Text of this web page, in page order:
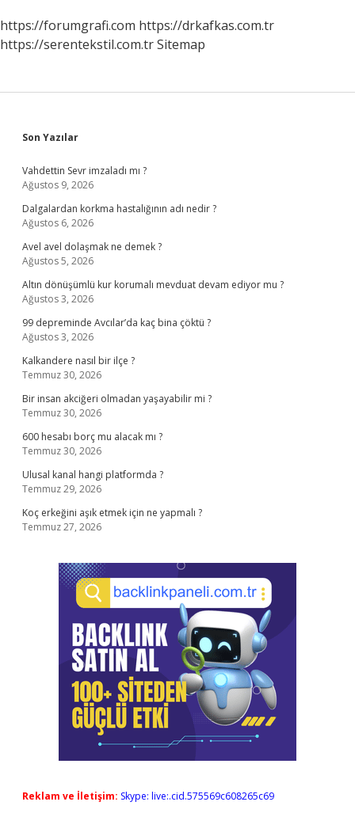
https://forumgrafi.com https://drkafkas.com.tr
https://serentekstil.com.trSitemap
Sidebar
Son Yazılar
Vahdettin Sevr imzaladı mı ?
Ağustos 9, 2026
Dalgalardan korkma hastalığının adı nedir ?
Ağustos 6, 2026
Avel avel dolaşmak ne demek ?
Ağustos 5, 2026
Altın dönüşümlü kur korumalı mevduat devam ediyor mu ?
Ağustos 3, 2026
99 depreminde Avcılar’da kaç bina çöktü ?
Ağustos 3, 2026
Kalkandere nasıl bir ilçe ?
Temmuz 30, 2026
Bir insan akciğeri olmadan yaşayabilir mi ?
Temmuz 30, 2026
600 hesabı borç mu alacak mı ?
Temmuz 30, 2026
Ulusal kanal hangi platformda ?
Temmuz 29, 2026
Koç erkeğini aşık etmek için ne yapmalı ?
Temmuz 27, 2026
Reklam ve İletişim: Skype: live:.cid.575569c608265c69